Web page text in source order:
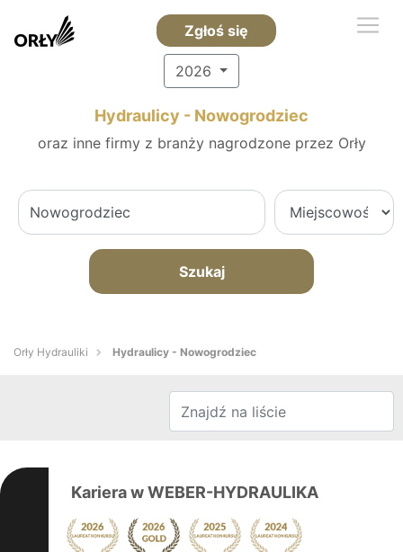
Zgłoś się
2026
Hydraulicy - Nowogrodziec
oraz inne firmy z branży nagrodzone przez Orły
Szukaj
Orły Hydrauliki Hydraulicy - Nowogrodziec
Kariera w WEBER-HYDRAULIKA